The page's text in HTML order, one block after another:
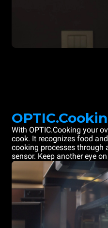
With OPTIC.Cooking your
cook. It recognizes food
cooking processes through
sensor. Keep another eye